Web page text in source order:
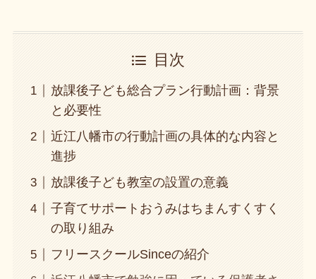
目次
放課後子ども総合プラン行動計画：背景
と必要性
近江八幡市の行動計画の具体的な内容と
進捗
放課後子ども教室の設置の意義
子育てサポートおうみはちまんすくすく
の取り組み
フリースクールSinceの紹介